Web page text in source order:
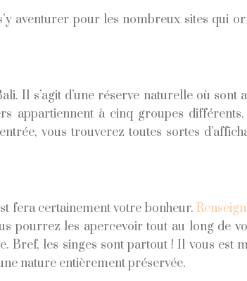
aventurer pour les nombreux sites qui
Il s’agit d’une réserve naturelle où
appartiennent à cinq groupes
vous trouverez toutes sortes
fera certainement votre bonheur.
pourrez les apercevoir tout au long de
Bref, les singes sont partout ! Il vous
nature entièrement préservée.